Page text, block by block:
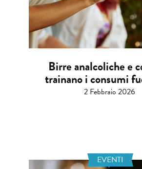
Birre analcoliche e
trainano i consumi
2 Febbraio 2026
EVENTI